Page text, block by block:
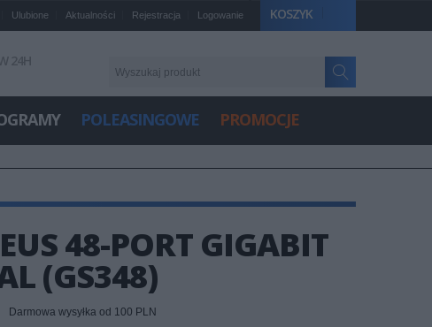
KOSZYK
Ulubione Aktualności Rejestracja Logowanie
24H
POLEASINGOWE PROMOCJE
48-PORT GIGABIT
(GS348)
Darmowa wysyłka od 100 PLN